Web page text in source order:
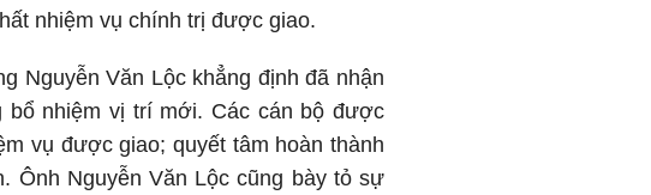
nhiệm vụ chính trị được giao.
Nguyễn Văn Lộc khẳng định đã nhận
nhiệm vị trí mới. Các cán bộ được
vụ được giao; quyết tâm hoàn thành
Ônh Nguyễn Văn Lộc cũng bày tỏ sự